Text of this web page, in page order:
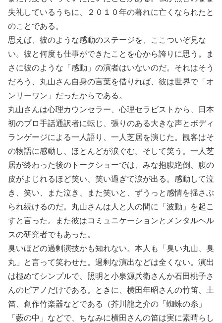
失礼しているうちに、２０１０年の暮れに亡くなられたと
のことである。
思えば、彼のような感動のステージを、ここついぞ見な
い。彼と何度も仕事ができたことを心から誇りに思う。ま
さに彼のような「感動」の演者はいないのだ。それはそう
だろう、丸山さん自身の言葉を借りれば、彼は世界で「オ
ンリーワン」だったからである。
丸山さんは心理カウンセラー、心理セラピストから、日本
初のプロ手話通訳者に転じ、張りのある大きな声とボディ
ランゲージによる一人語り、一人芝居を演じた。観客はそ
の物語に感動し、ほとんどが涙ぐむ。そして笑う。一人芝
居が終わった後のトークショーでは、みな抱腹絶倒、腹の
皮がよじれるほど笑い、笑い過ぎて涙が出る。感動して泣
き、笑い、また泣き、また笑いと、ずうっと感情を揺さぶ
られ続けるのだ。丸山さんは人と人の間に「波動」を起こ
すと言った。また彼はコミュニケーションとメンタルヘル
スの研究者でもあった。
臭いほどの過剰演技かも知れない。本人も「臭い丸山、臭
丸」と言って笑わせた。過剰な演出などは全くない。演出
は極めてシンプルで、照明と小泉源兵衛さんか石田桃子さ
んのピアノだけである。ときに、横田年昭さんの竹笛、土
笛、創作竹楽器などである（芥川龍之介の「蜘蛛の糸」
「藪の中」などで、ちなみに横田さんの笛は実に素晴らし